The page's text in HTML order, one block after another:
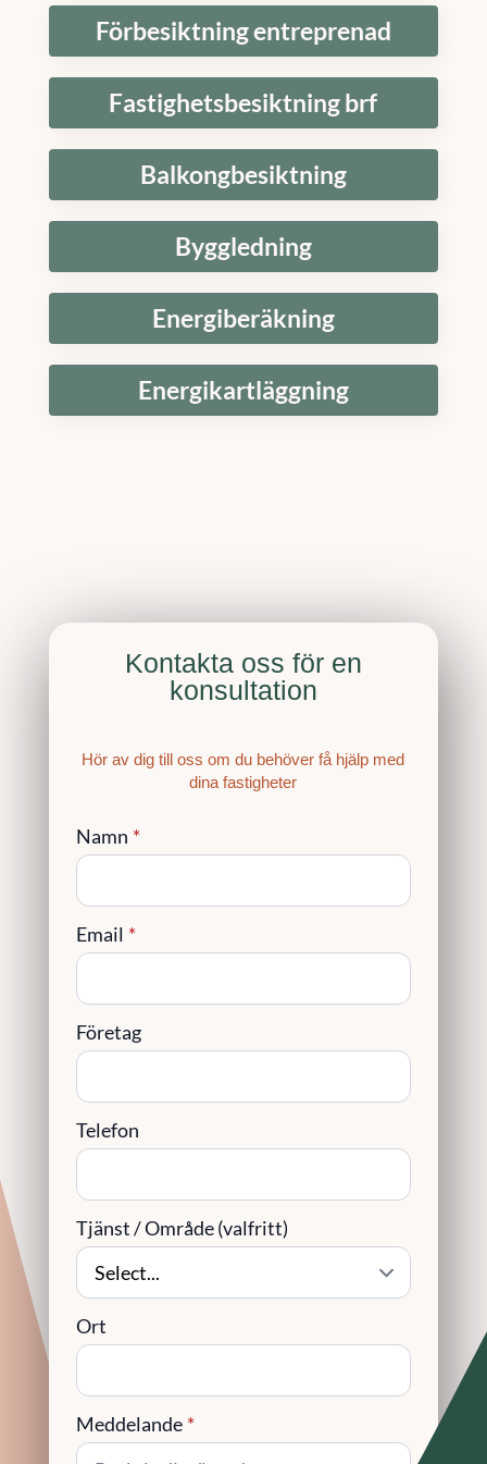
Förbesiktning entreprenad
Fastighetsbesiktning brf
Balkongbesiktning
Byggledning
Energiberäkning
Energikartläggning
Kontakta oss för en
konsultation
Hör av dig till oss om du behöver få hjälp med
dina fastigheter
Namn *
Email *
Företag
Telefon
Tjänst / Område (valfritt)
Ort
Meddelande *